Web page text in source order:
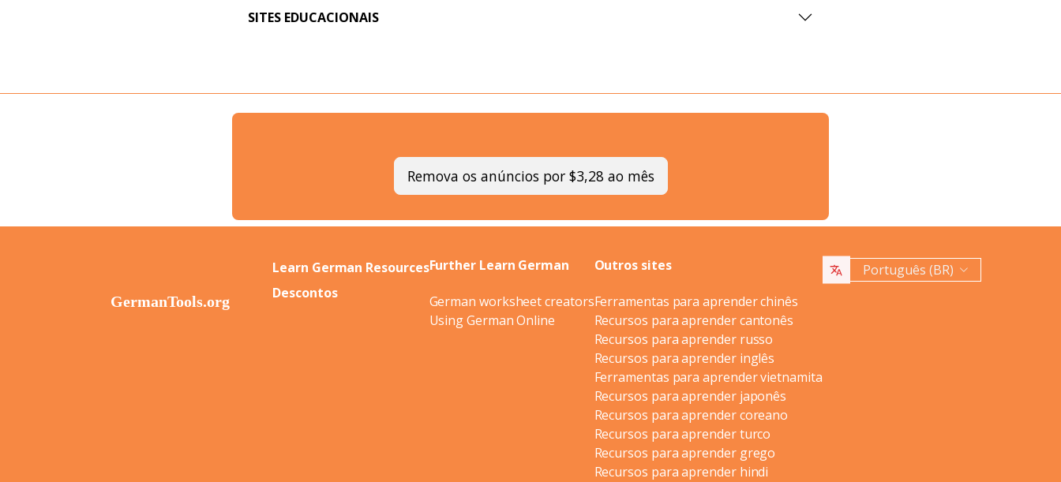
SITES EDUCACIONAIS
Remova os anúncios por $3,28 ao mês
Learn German Resources
Descontos
Further Learn German
German worksheet creators
Using German Online
Outros sites
Ferramentas para aprender chinês
Recursos para aprender cantonês
Recursos para aprender russo
Recursos para aprender inglês
Ferramentas para aprender vietnamita
Recursos para aprender japonês
Recursos para aprender coreano
Recursos para aprender turco
Recursos para aprender grego
Recursos para aprender hindi
Português (BR)